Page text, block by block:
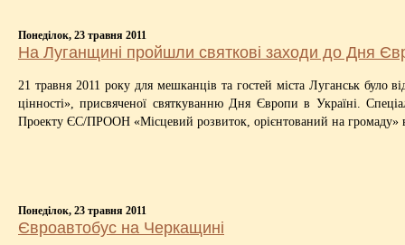
Понеділок, 23 травня 2011
На Луганщині пройшли святкові заходи до Дня
21 травня 2011 року для мешканців та гостей міста Луганськ було
цінності», присвяченої святкуванню Дня Європи в Україні.
Проекту ЄС/ПРООН «Місцевий розвиток, орієнтований на громаду» в
Понеділок, 23 травня 2011
Євроавтобус на Черкащині